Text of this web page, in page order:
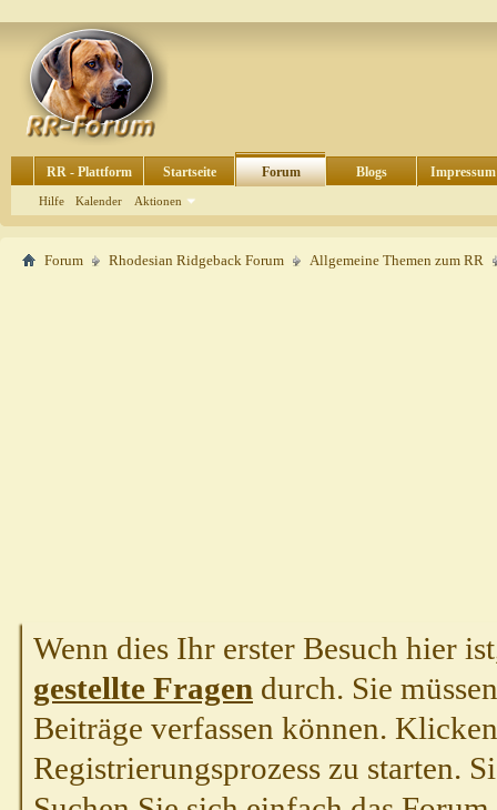
RR - Plattform Startseite Forum
Hilfe Kalender Aktionen
Blogs Impressum
Forum Rhodesian Ridgeback Forum Allgemeine Themen zum RR
Wenn dies Ihr erster Besuch hier
gestellte Fragen durch. Sie
Beiträge verfassen können.
Registrierungsprozess zu starten.